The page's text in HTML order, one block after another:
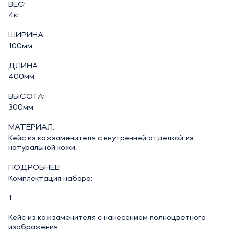
ВЕС:
4кг
ШИРИНА:
100мм.
ДЛИНА:
400мм.
ВЫСОТА:
300мм.
МАТЕРИАЛ:
Кейс из кожзаменителя с внутренней отделкой из
натуральной кожи.
ПОДРОБНЕЕ:
Комплектация набора:
1.
Кейс из кожзаменителя с нанесением полноцветного
изображения